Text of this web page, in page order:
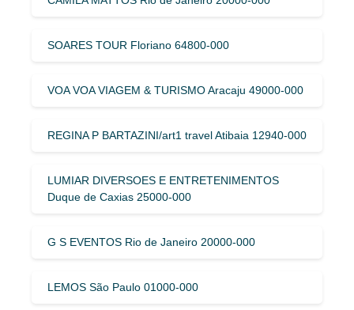
SOARES TOUR Floriano 64800-000
VOA VOA VIAGEM & TURISMO Aracaju 49000-000
REGINA P BARTAZINI/art1 travel Atibaia 12940-000
LUMIAR DIVERSOES E ENTRETENIMENTOS
Duque de Caxias 25000-000
G S EVENTOS Rio de Janeiro 20000-000
LEMOS São Paulo 01000-000